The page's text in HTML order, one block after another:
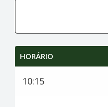
HORÁRIO
10:15